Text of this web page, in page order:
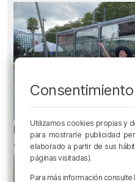
Planes para esta
alrededores: del 4 al
Utilizamos cookies propias y
para mostrarle publicidad
elaborado a partir de sus
páginas visitadas).
Para más información consulte